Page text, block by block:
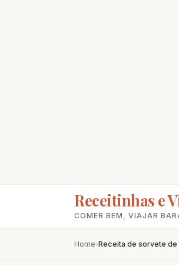
Receitinhas e
COMER BEM, VIAJAR
Home›Receita de sorvete de